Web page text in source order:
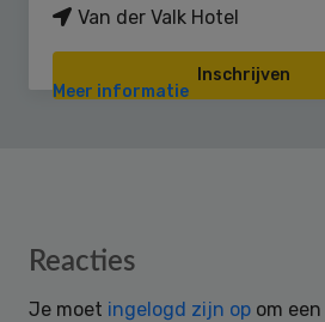
Van der Valk Hotel
Inschrijven
Meer informatie
Reader
Reacties
Je moet ingelogd zijn op om